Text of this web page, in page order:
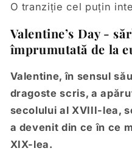
O tranziție cel puțin
Valentine’s Day -
împrumutată de la
Valentine, în sensul
dragoste scris, a
secolului al XVIII-lea,
a devenit din ce în ce
XIX-lea.